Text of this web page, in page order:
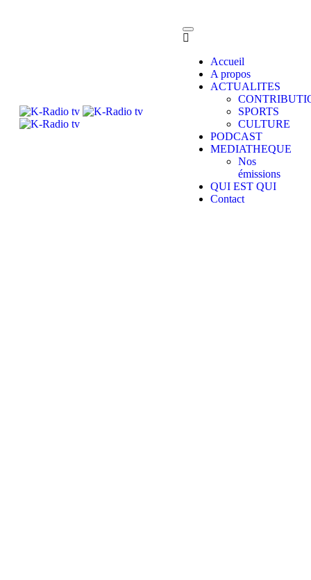
Accueil
A propos
ACTUALITES
SPORTS
CULTURE
PODCAST
MEDIATHEQUE
Nos
émissions
QUI EST QUI
Contact